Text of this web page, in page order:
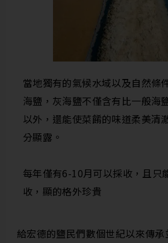
當地獨有的氣候水域以及自然條
海鹽，灰海鹽不僅含有比一般海
以外，還能使菜餚的味道柔美清
分顯露。
每年僅有6-10月可以採收，且只
收，顯的格外珍貴
給宏德的鹽民們數個世紀以來傳